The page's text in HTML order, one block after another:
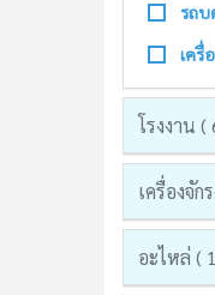
รถบ
เครื่
โรงงาน (
เครื่องจัก
อะไหล่ (